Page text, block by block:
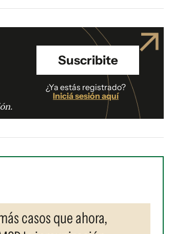
Suscribite
¿Ya estás registrado?
Iniciá sesión aquí
casos que ahora,